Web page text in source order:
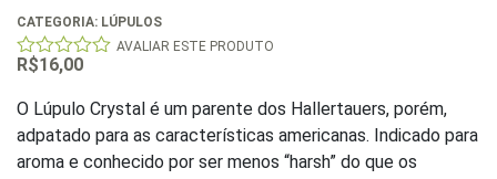
CATEGORIA: LÚPULOS
0
of
5
AVALIAR ESTE PRODUTO
R$16,00
O Lúpulo Crystal é um parente dos Hallertauers, porém,
adpatado para as características americanas. Indicado para
aroma e conhecido por ser menos “harsh” do que os